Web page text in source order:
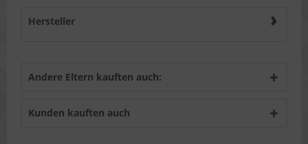
Hersteller
Andere Eltern kauften auch:
Kunden kauften auch